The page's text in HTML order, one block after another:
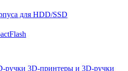
для HDD/SSD
3D-принтеры и 3D-ручки